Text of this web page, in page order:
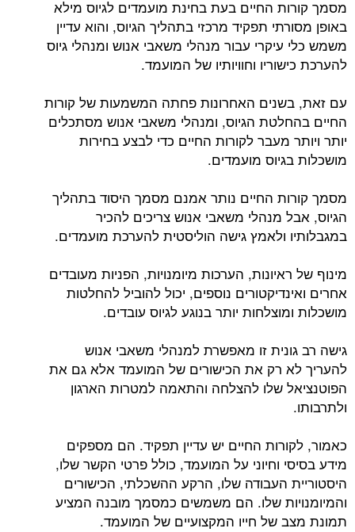
מסמך קורות החיים בעת בחינת מועמדים לגיוס מילא
באופן מסורתי תפקיד מרכזי בתהליך הגיוס, והוא עדיין
משמש כלי עיקרי עבור מנהלי משאבי אנוש ומנהלי גיוס
להערכת כישוריו וחוויותיו של המועמד.
עם זאת, בשנים האחרונות פחתה המשמעות של קורות
החיים בהחלטת הגיוס, ומנהלי משאבי אנוש מסתכלים
יותר ויותר מעבר לקורות החיים כדי לבצע בחירות
מושכלות בגיוס מועמדים.
מסמך קורות החיים נותר אמנם מסמך היסוד בתהליך
הגיוס, אבל מנהלי משאבי אנוש צריכים להכיר
במגבלותיו ולאמץ גישה הוליסטית להערכת מועמדים.
מינוף של ראיונות, הערכות מיומנויות, הפניות מעובדים
אחרים ואינדיקטורים נוספים, יכול להוביל להחלטות
מושכלות ומוצלחות יותר בנוגע לגיוס עובדים.
גישה רב גונית זו מאפשרת למנהלי משאבי אנוש
להעריך לא רק את הכישורים של המועמד אלא גם את
הפוטנציאל שלו להצלחה והתאמה למטרות הארגון
ולתרבותו.
כאמור, לקורות החיים יש עדיין תפקיד. הם מספקים
מידע בסיסי וחיוני על המועמד, כולל פרטי הקשר שלו,
היסטוריית העבודה שלו, הרקע ההשכלתי, הכישורים
והמיומנויות שלו. הם משמשים כמסמך מובנה המציע
תמונת מצב של חייו המקצועיים של המועמד.